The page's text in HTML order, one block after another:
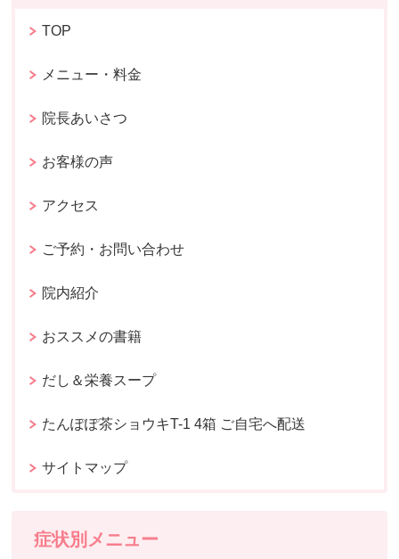
TOP
メニュー・料金
院長あいさつ
お客様の声
アクセス
ご予約・お問い合わせ
院内紹介
おススメの書籍
だし＆栄養スープ
たんぽぽ茶ショウキT-1 4箱 ご自宅へ配送
サイトマップ
症状別メニュー